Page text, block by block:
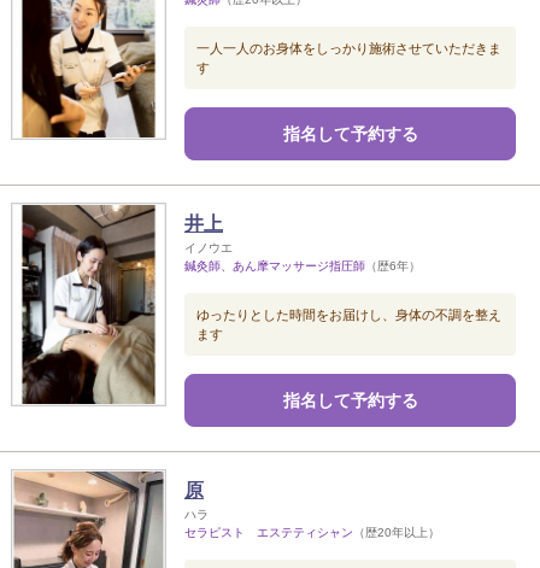
一人一人のお身体をしっかり施術させていただきま
す
指名して予約する
井上
イノウエ
鍼灸師、あん摩マッサージ指圧師 （歴6年）
ゆったりとした時間をお届けし、身体の不調を整え
ます
指名して予約する
原
ハラ
セラピスト エステティシャン （歴20年以上）